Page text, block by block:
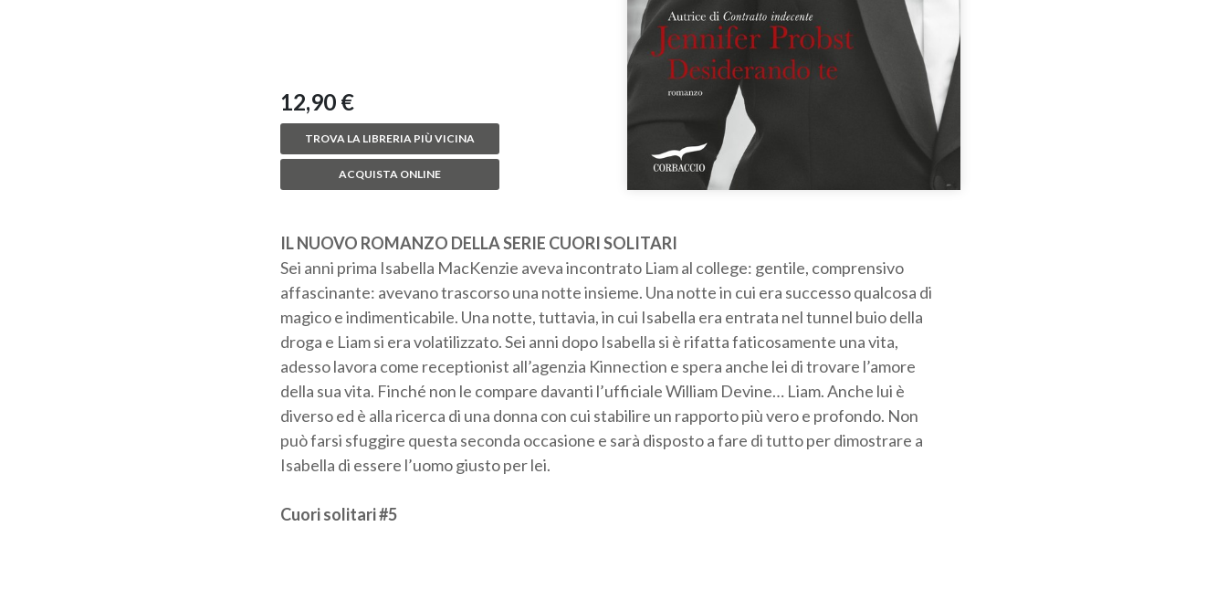
12,90 €
TROVA LA LIBRERIA PIÙ VICINA
ACQUISTA ONLINE
IL NUOVO ROMANZO DELLA SERIE CUORI SOLITARI
Sei anni prima Isabella MacKenzie aveva incontrato Liam al college: gentile, comprensivo
affascinante: avevano trascorso una notte insieme. Una notte in cui era successo qualcosa di
magico e indimenticabile. Una notte, tuttavia, in cui Isabella era entrata nel tunnel buio della
droga e Liam si era volatilizzato. Sei anni dopo Isabella si è rifatta faticosamente una vita,
adesso lavora come receptionist all’agenzia Kinnection e spera anche lei di trovare l’amore
della sua vita. Finché non le compare davanti l’ufficiale William Devine… Liam. Anche lui è
diverso ed è alla ricerca di una donna con cui stabilire un rapporto più vero e profondo. Non
può farsi sfuggire questa seconda occasione e sarà disposto a fare di tutto per dimostrare a
Isabella di essere l’uomo giusto per lei.
Cuori solitari #5